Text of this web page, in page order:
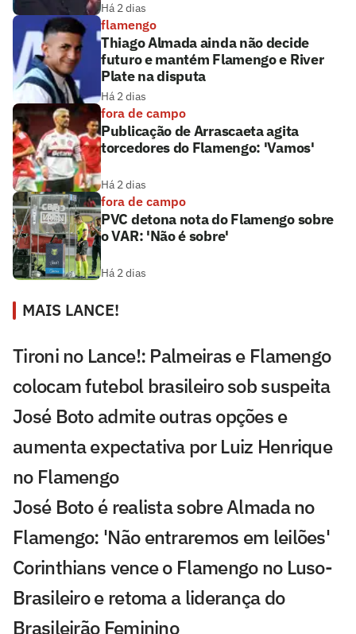
Há 2 dias
flamengo
Thiago Almada ainda não decide
futuro e mantém Flamengo e River
Plate na disputa
Há 2 dias
fora de campo
Publicação de Arrascaeta agita
torcedores do Flamengo: 'Vamos'
Há 2 dias
fora de campo
PVC detona nota do Flamengo sobre
o VAR: 'Não é sobre'
Há 2 dias
MAIS LANCE!
Tironi no Lance!: Palmeiras e Flamengo
colocam futebol brasileiro sob suspeita
José Boto admite outras opções e
aumenta expectativa por Luiz Henrique
no Flamengo
José Boto é realista sobre Almada no
Flamengo: 'Não entraremos em leilões'
Corinthians vence o Flamengo no Luso-
Brasileiro e retoma a liderança do
Brasileirão Feminino